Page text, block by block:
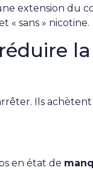
extension du
« sans » nicotine.
Ils achètent
en état de